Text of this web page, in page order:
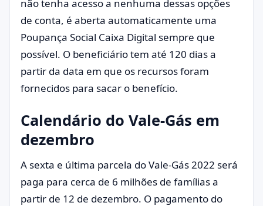
não tenha acesso a nenhuma dessas opções
de conta, é aberta automaticamente uma
Poupança Social Caixa Digital sempre que
possível. O beneficiário tem até 120 dias a
partir da data em que os recursos foram
fornecidos para sacar o benefício.
Calendário do Vale-Gás em
dezembro
A sexta e última parcela do Vale-Gás 2022 será
paga para cerca de 6 milhões de famílias a
partir de 12 de dezembro. O pagamento do